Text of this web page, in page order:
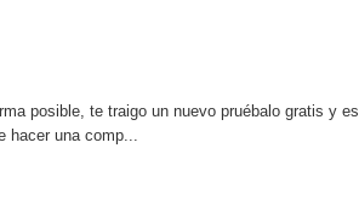
posible, te traigo un nuevo pruébalo gratis y es
hacer una comp...